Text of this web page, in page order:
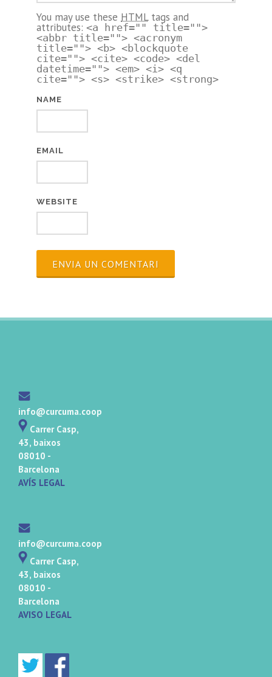
You may use these HTMLtags and
attributes:<a href="" title="">
<abbr title=""> <acronym
title=""> <b> <blockquote
cite=""> <cite> <code> <del
datetime=""> <em> <i> <q
cite=""> <s> <strike> <strong>
NAME
EMAIL
WEBSITE
info@curcuma.coop
Carrer Casp,
43, baixos
08010 -
Barcelona
AVÍS LEGAL
info@curcuma.coop
Carrer Casp,
43, baixos
08010 -
Barcelona
AVISO LEGAL